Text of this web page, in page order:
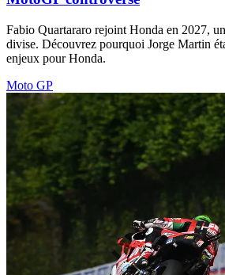
Fabio Quartararo rejoint Honda en 2027,
divise. Découvrez pourquoi Jorge Martin
enjeux pour Honda.
Moto GP